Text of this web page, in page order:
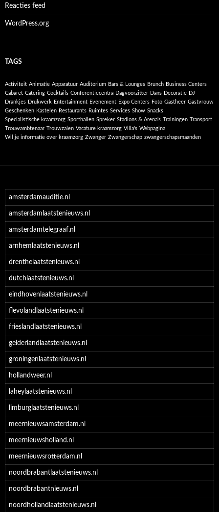
Reacties feed
WordPress.org
TAGS
Activiteit Animatie Apparatuur Auditorium Bars & Lounges Brunch Business Centers
Cabaret Catering Cocktails Conferentiecentra Dagvoorzitter Dans Decoratie DJ
Drankjes Drukwerk Entertainment Evenement Expo Centers Foto Gastheer Gastvrouw
Geschenken Kastelen Restaurants Ruimtes Services Show Snacks
Specialistische kraamzorg Sporthallen Spreker Stadions & Arena's Trainingen Transport
Trouwambtenaar Trouwzalen Vacature kraamzorg Villa's Webpagina
Wil je informatie over kraamzorg Zwanger Zwangerschap zwangerschapsmaanden
amsterdamauditie.nl
amsterdamlaatstenieuws.nl
amsterdamtelegraaf.nl
arnhemlaatstenieuws.nl
drenthelaatstenieuws.nl
dutchlaatstenieuws.nl
eindhovenlaatstenieuws.nl
flevolandlaatstenieuws.nl
frieslandlaatstenieuws.nl
gelderlandlaatstenieuws.nl
groningenlaatstenieuws.nl
hollandweer.nl
laheylaatstenieuws.nl
limburglaatstenieuws.nl
meernieuwsamsterdam.nl
meernieuwsholland.nl
meernieuwsrotterdam.nl
noordbrabantlaatstenieuws.nl
noordbrabantnieuws.nl
noordhollandlaatstenieuws.nl